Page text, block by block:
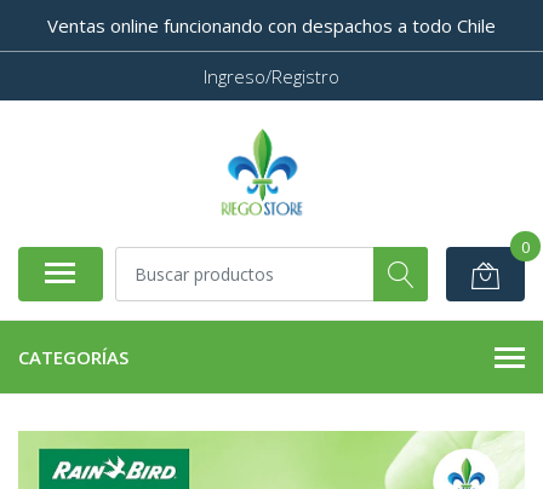
Ventas online funcionando con despachos a todo Chile
Ingreso/Registro
0
CATEGORÍAS